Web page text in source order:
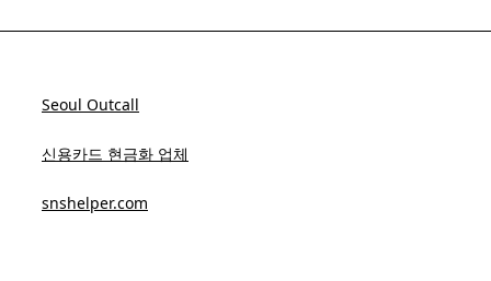
Seoul Outcall
신용카드 현금화 업체
snshelper.com